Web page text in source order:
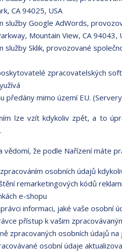
CA 94025, USA
služby Google AdWords,
Mountain View, CA 94043,
služby Sklik, provozované
zpracovatelských
předány mimo území EU.
lze vzít kdykoliv zpět, a to
vědomí, že podle Nařízení máte
osobních údajů
remarketingových kódů
e-shopu
informaci, jaké vaše osobní
přístup k vašim
zpracovaných osobních údajů
osobní údaje